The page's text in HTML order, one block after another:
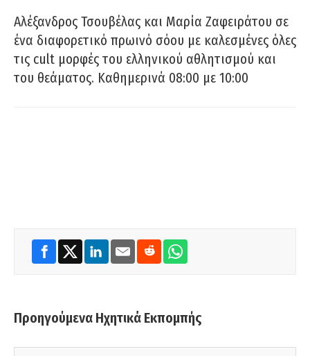
Αλέξανδρος Τσουβέλας και Μαρία Ζαφειράτου σε
ένα διαφορετικό πρωινό σόου με καλεσμένες όλες
τις cult μορφές του ελληνικού αθλητισμού και
του θεάματος. Καθημερινά 08:00 με 10:00
Προηγούμενα Ηχητικά Εκπομπής